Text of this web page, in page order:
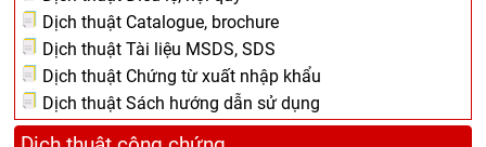
Dịch thuật Catalogue, brochure
Dịch thuật Tài liệu MSDS, SDS
Dịch thuật Chứng từ xuất nhập khẩu
Dịch thuật Sách hướng dẫn sử dụng